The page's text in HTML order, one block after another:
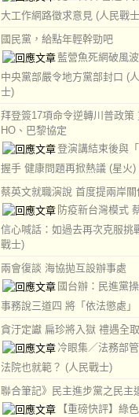
大工作網路徵求意見 (人民戰
國民黨，給點年輕幹勁吧
藍營魚死網破風
中央黨部嚴令地方黨部封口 (
士)
拜登簽17項命令逆轉川普政策
HO、巴黎協定
登演講結束後與
握手 健康問題再掀熱議 (星火)
蔡英文就職演說 首度提兩岸關
防疫新台灣模式
信心喊話：如過去再次克服挑
戰士)
兩會復談 海協拋互設辦事處
國台辦：民進黨
事務說三道四 將「依法懲處」
貪汙定讞 扁珍將入獄 禮遇全
冷眼集／法務部
法院也就範？ (人民戰士)
聯合筆記》民主進步黨之民主
【重磅快評】綠